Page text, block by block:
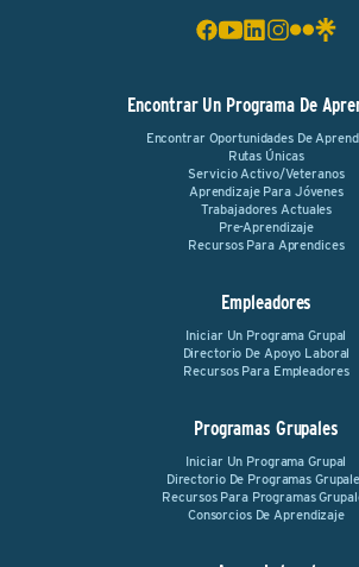
Encontrar Un Programa De
Encontrar Oportunidades De
Rutas Únicas
Servicio Activo/Veteranos
Aprendizaje Para Jóvenes
Trabajadores Actuales
Pre-Aprendizaje
Recursos Para Aprendices
Empleadores
Iniciar Un Programa Grupal
Directorio De Apoyo Laboral
Recursos Para Empleadores
Programas Grupales
Iniciar Un Programa Grupal
Directorio De Programas
Recursos Para Programas
Consorcios De Aprendizaje